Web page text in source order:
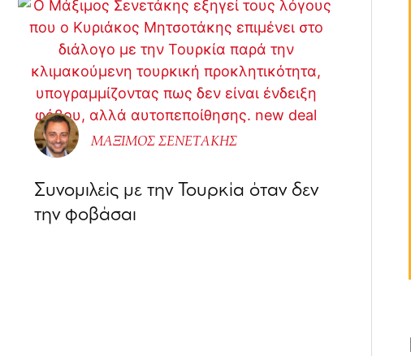
ΜΑΞΙΜΟΣ ΣΕΝΕΤΑΚΗΣ
Συνομιλείς με την Τουρκία όταν δεν
την φοβάσαι